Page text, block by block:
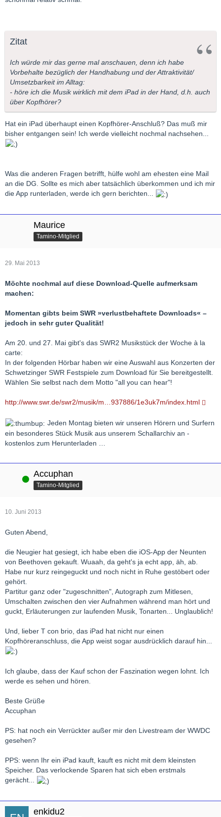
Zitat
Ich würde mir das gerne mal anschauen, denn ich habe
Vorbehalte bezüglich der Handhabung und der Attraktivität/
Umsetzbarkeit im Alltag:
- höre ich die Musik wirklich mit dem iPad in der Hand, d.h. auch
über Kopfhörer?
Hat ein iPad überhaupt einen Kopfhörer-Anschluß? Das muß mir
bisher entgangen sein! Ich werde vielleicht nochmal nachsehen...
Was die anderen Fragen betrifft, hülfe wohl am ehesten eine Mail
an die DG. Sollte es mich aber tatsächlich überkommen und ich mir
die App runterladen, werde ich gern berichten...
Maurice
Tamino-Mitglied
29. Mai 2013
Möchte nochmal auf diese Download-Quelle aufmerksam
machen:
Momentan gibts beim SWR »verlustbehaftete Downloads« –
jedoch in sehr guter Qualität!
Am 20. und 27. Mai gibt's das SWR2 Musikstück der Woche à la
carte:
In der folgenden Hörbar haben wir eine Auswahl aus Konzerten der
Schwetzinger SWR Festspiele zum Download für Sie bereitgestellt.
Wählen Sie selbst nach dem Motto "all you can hear"!
http://www.swr.de/swr2/musik/m…937886/1e3uk7m/index.html
Jeden Montag bieten wir unseren Hörern und Surfern
ein besonderes Stück Musik aus unserem Schallarchiv an -
kostenlos zum Herunterladen …
Online Accuphan
Tamino-Mitglied
10. Juni 2013
Guten Abend,
die Neugier hat gesiegt, ich habe eben die iOS-App der Neunten
von Beethoven gekauft. Wuaah, da geht's ja echt app, äh, ab.
Habe nur kurz reingeguckt und noch nicht in Ruhe gestöbert oder
gehört.
Partitur ganz oder "zugeschnitten", Autograph zum Mitlesen,
Umschalten zwischen den vier Aufnahmen während man hört und
guckt, Erläuterungen zur laufenden Musik, Tonarten... Unglaublich!
Und, lieber T con brio, das iPad hat nicht nur einen
Kopfhöreranschluss, die App weist sogar ausdrücklich darauf hin...
Ich glaube, dass der Kauf schon der Faszination wegen lohnt. Ich
werde es sehen und hören.
Beste Grüße
Accuphan
PS: hat noch ein Verrückter außer mir den Livestream der WWDC
gesehen?
PPS: wenn Ihr ein iPad kauft, kauft es nicht mit dem kleinsten
Speicher. Das verlockende Sparen hat sich eben erstmals
gerächt...
enkidu2